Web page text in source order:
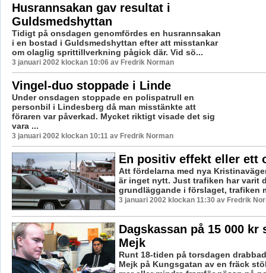
Husrannsakan gav resultat i
Guldsmedshyttan
Tidigt på onsdagen genomfördes en husrannsakan
i en bostad i Guldsmedshyttan efter att misstankar
om olaglig sprittillverkning pågick där. Vid sö...
3 januari 2002 klockan 10:06 av Fredrik Norman
Vingel-duo stoppade i Linde
Under onsdagen stoppade en polispatrull en
personbil i Lindesberg då man misstänkte att
föraren var påverkad. Mycket riktigt visade det sig
vara ...
3 januari 2002 klockan 10:11 av Fredrik Norman
En positiv effekt eller ett
Att fördelarna med nya
är inget nytt. Just trafiken har varit
grundläggande i förslaget, trafiken
3 januari 2002 klockan 11:30 av Fredrik
Dagskassan på 15 000 kr
Mejk
Runt 18-tiden på torsdagen
Mejk på Kungsgatan av en fräck